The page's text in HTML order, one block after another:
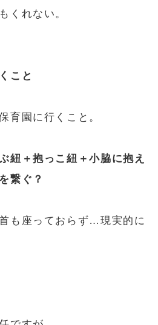
くれない。
こと
育園に行くこと。
紐＋抱っこ紐＋小脇に抱え
繋ぐ？
も座っておらず…現実的に